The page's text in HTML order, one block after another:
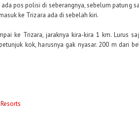
pos polisi di seberangnya, sebelum patung
ke Trizara ada di sebelah kiri.
ke Trizara, jaraknya kira-kira 1 km. Lurus
kok, harusnya gak nyasar. 200 m dari